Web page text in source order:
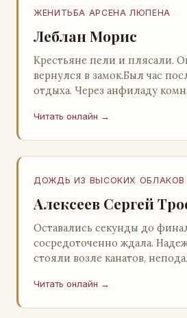
ЖЕНИТЬБА АРСЕНА ЛЮПЕНА
Леблан Морис
Крестьяне пели и плясали.
вернулся в замок.Был час
отдыха. Через анфиладу
во…
Читать онлайн →
ДОЖДЬ ИЗ ВЫСОКИХ ОБЛАКОВ
Алексеев Сергей
Оставались секунды до
сосредоточенно ждала.
стояли возле канатов,
прочей публики, …
Читать онлайн →